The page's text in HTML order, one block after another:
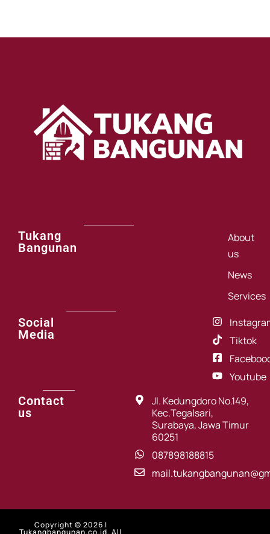
Tukang
Bangunan
About
us
News
Services
Social
Media
Tiktok
Youtube
Contact
us
Jl. Kedungdoro No.149,
Kec.Tegalsari,
Surabaya, Jawa Timur
60251
087898188815
Copyright © 2026 |
Tukangbangunan.co.id. All